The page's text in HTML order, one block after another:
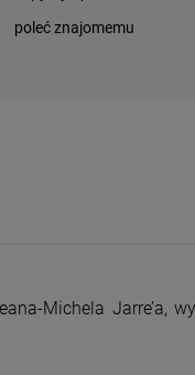
poleć znajomemu
Michela Jarre’a,